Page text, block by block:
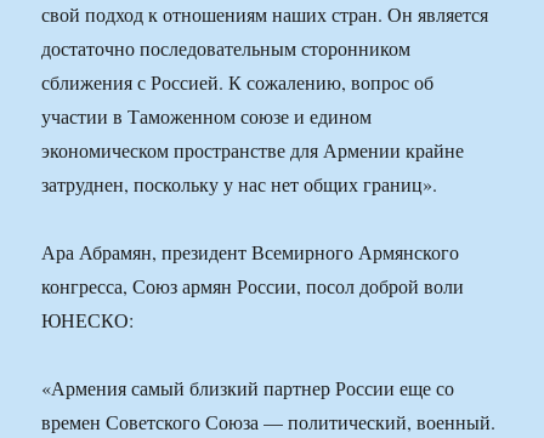
свой подход к отношениям наших стран. Он является
достаточно последовательным сторонником
сближения с Россией. К сожалению, вопрос об
участии в Таможенном союзе и едином
экономическом пространстве для Армении крайне
затруднен, поскольку у нас нет общих границ».
Ара Абрамян, президент Всемирного Армянского
конгресса, Союз армян России, посол доброй воли
ЮНЕСКО:
«Армения самый близкий партнер России еще со
времен Советского Союза — политический, военный.